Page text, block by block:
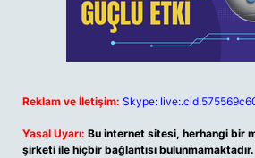
Reklam ve İletişim: Skype:
Yasal Uyarı: Bu internet sitesi, herhangi bir
şirketi ile hiçbir bağlantısı